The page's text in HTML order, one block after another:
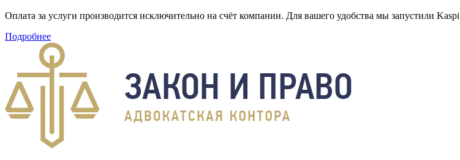
Оплата за услуги производится исключительно на счёт компании. Для вашего удобства мы запустили
Подробнее